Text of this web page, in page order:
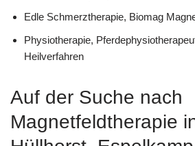
Edle Schmerztherapie, Biomag
Physiotherapie,
Heilverfahren
Auf der Suche nach
Magnetfeldtherapie